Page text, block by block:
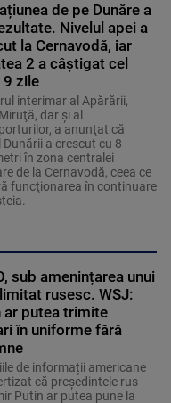
de pe Dunăre a
Nivelul apei a
la Cernavodă, iar
2 a câștigat cel
9 zile
interimar al Apărării,
dar şi al
a anunţat că
Dunării a crescut cu 8
în zona centralei
de la Cernavodă, ceea ce
funcţionarea în continuare
sub amenințarea unui
rusesc. WSJ:
ar putea trimite
în uniforme fără
de informații americane
că președintele rus
Putin ar putea pune la